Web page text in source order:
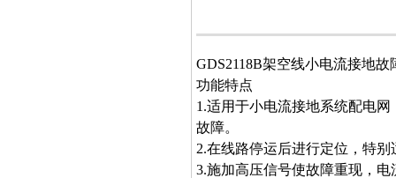
GDS2118B架空线小电流接地故
功能特点
1.适用于小电流接地系统配电
故障。
2.在线路停运后进行定位，特
3.施加高压信号使故障重现，